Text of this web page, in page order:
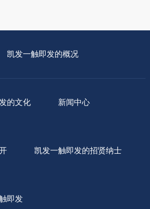
凯发一触即发的概况
的文化 新闻中心
凯发一触即发的招贤纳士
即发